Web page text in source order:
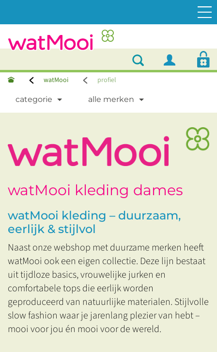
watMooi profiel
categorie alle merken
watMooi kleding dames
watMooi kleding – duurzaam,
eerlijk & stijlvol
Naast onze webshop met duurzame merken heeft
watMooi ook een eigen collectie. Deze lijn bestaat
uit tijdloze basics, vrouwelijke jurken en
comfortabele tops die eerlijk worden
geproduceerd van natuurlijke materialen. Stijlvolle
slow fashion waar je jarenlang plezier van hebt –
mooi voor jou én mooi voor de wereld.